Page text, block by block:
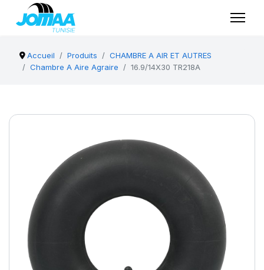
Accueil Produits
CHAMBRE A AIR ET AUTRES
Chambre A Aire Agraire
16.9/14X30 TR218A